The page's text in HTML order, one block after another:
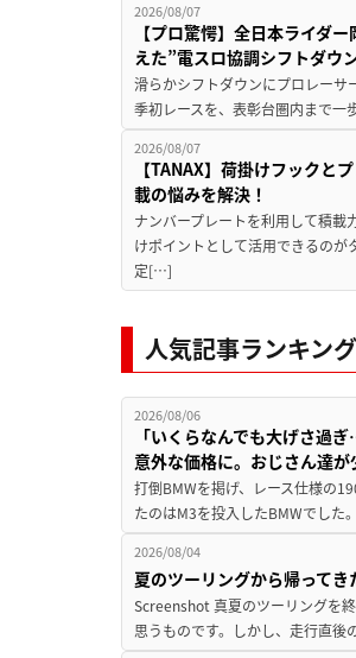
2026/08/07
【プロ驚愕】全日本ライダ
えた”電スロ協調シフトダウ
滑らかシフトダウンにプロレーサ
季初レースを、表彰台圏内まで
2026/08/07
【TANAX】荷掛けフックと
載の悩みを解決！
ナンバープレートを利用して積載
けポイントとして活用できるのが
定[…]
人気記事ランキン
2026/08/06
「いくらなんでも大げさ過
意外な価格に。おじさん達
打倒BMWを掲げ、レース仕様の
たのはM3を投入したBMWでし
2026/08/04
夏のツーリングから帰って
Screenshot 真夏のツーリングを
思うものです。しかし、走行直